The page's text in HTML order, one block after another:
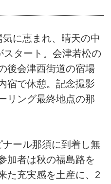
に恵まれ、晴天の中
タート。会津若松の
後会津西街道の宿場
宿で休憩。記念撮影
リング最終地点の那
ール那須に到着し無
加者は秋の福島路を
た充実感を土産に、2